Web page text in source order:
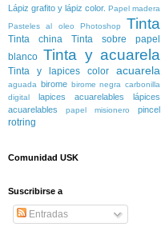
Lápiz grafito y lápiz color. Papel madera
Pasteles al oleo
Photoshop Tinta
Tinta china
Tinta sobre papel
blanco Tinta y acuarela
Tinta y lapices color acuarela
aguada birome birome negra carbonilla
digital
lapices acuarelables
lápices
acuarelables
papel misionero pincel
rotring
Comunidad USK
Suscribirse a
Entradas